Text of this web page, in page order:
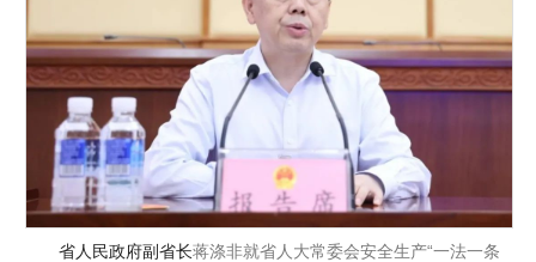
省人民政府副省长蒋涤非就省人大常委会安全生产“一法一条